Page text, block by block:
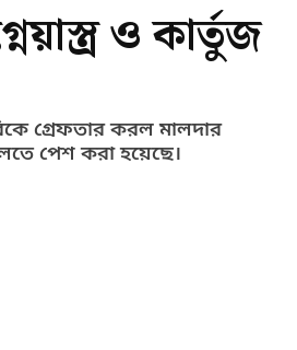
ও কার্তুজ
গ্রেফতার করল মালদার
পেশ করা হয়েছে।